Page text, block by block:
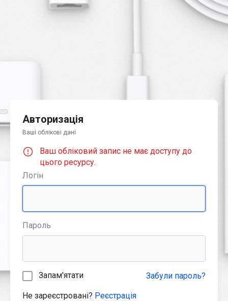
Авторизація
Ваші облікові дані
Ваш обліковий запис не має доступу до
цього ресурсу.
Логін
Пароль
Запам'ятати Забули пароль?
Не зареєстровані? Реєстрація